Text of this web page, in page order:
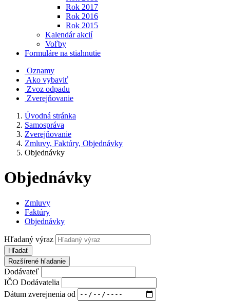
Rok 2017
Rok 2016
Rok 2015
Kalendár akcií
Voľby
Formuláre na stiahnutie
Oznamy
Ako vybaviť
Zvoz odpadu
Zverejňovanie
Úvodná stránka
Samospráva
Zverejňovanie
Zmluvy, Faktúry, Objednávky
Objednávky
Objednávky
Zmluvy
Faktúry
Objednávky
Hľadaný výraz
Hľadať
Rozšírené hľadanie
Dodávateľ
IČO Dodávatelia
Dátum zverejnenia od